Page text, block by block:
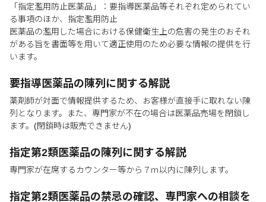
「指定濫用防止医薬品」：要指導医薬品等それぞれ定められてい
る事項のほか、指定濫用防止
医薬品の濫用した場合における保健衛生上の危害の発生のおそれ
がある旨を書面等を用いて適正使用のため必要な情報の提供を行
います。
要指導医薬品の陳列に関する解説
薬剤師が対面で情報提供するため、お客様が直接手に取れない陳
列となります。また、専門家が不在の場合は医薬品売場を閉鎖し
ます。(閉鎖時は販売できません)
指定第2類医薬品の陳列に関する解説
専門家が在席するカウンター等から７ｍ以内に陳列します。
指定第2類医薬品の禁忌の確認、専門家への相談を